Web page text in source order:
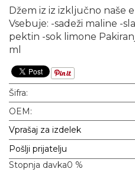
Džem iz iz izključno naše
Vsebuje: -sadeži maline -
pektin -sok limone
ml
Šifra:
OEM:
Vprašaj za izdelek
Pošlji prijatelju
Stopnja davka0 %